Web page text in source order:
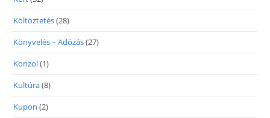
Költöztetés(28)
Könyvelés – Adózás(27)
Konzol(1)
Kultúra(8)
Kupon (2)